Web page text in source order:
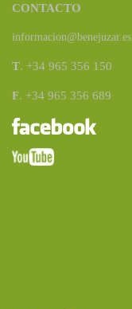
CONTACTO
informacion@benejuzar.es
T. +34 965 356 150
F. +34 965 356 689